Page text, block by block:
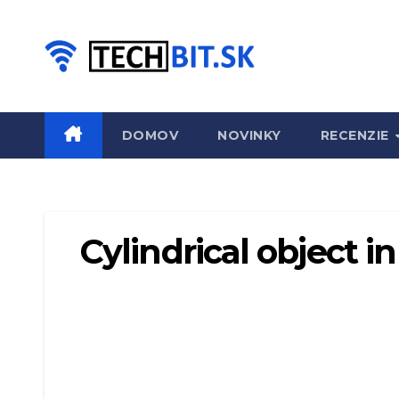
DOMOV NOVINKY RECENZIE
Cylindrical object